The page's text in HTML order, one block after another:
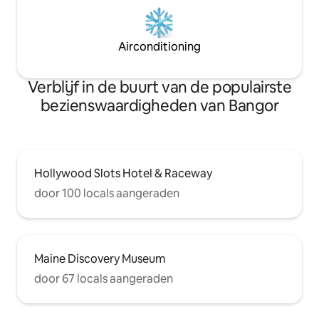
Airconditioning
Verblijf in de buurt van de populairste
bezienswaardigheden van Bangor
Hollywood Slots Hotel & Raceway
door 100 locals aangeraden
Maine Discovery Museum
door 67 locals aangeraden